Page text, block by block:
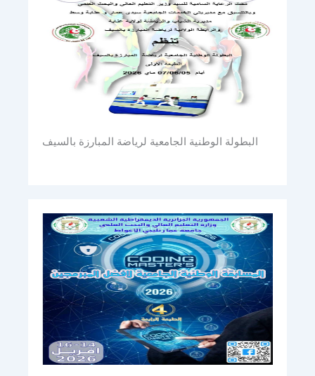
البطولة الوطنية الجامعية لرياضة المبارزة بالسيف